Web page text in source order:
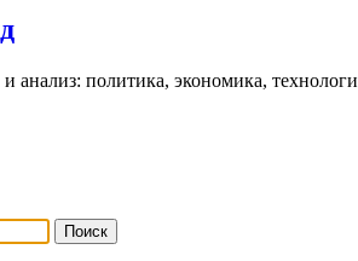
анализ: политика, экономика,